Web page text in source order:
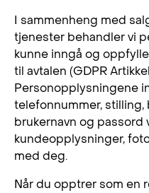
I sammenheng med
tjenester behandler vi
kunne inngå og
til avtalen (GDPR
Personopplysningene
telefonnummer,
brukernavn og passord
kundeopplysninger,
med deg.
Når du opptrer som en